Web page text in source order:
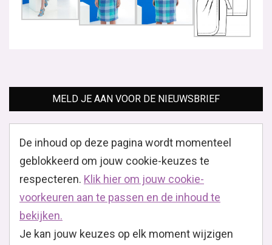
MELD JE AAN VOOR DE NIEUWSBRIEF
De inhoud op deze pagina wordt momenteel
geblokkeerd om jouw cookie-keuzes te
respecteren. Klik hier om jouw cookie-
voorkeuren aan te passen en de inhoud te
bekijken.
Je kan jouw keuzes op elk moment wijzigen